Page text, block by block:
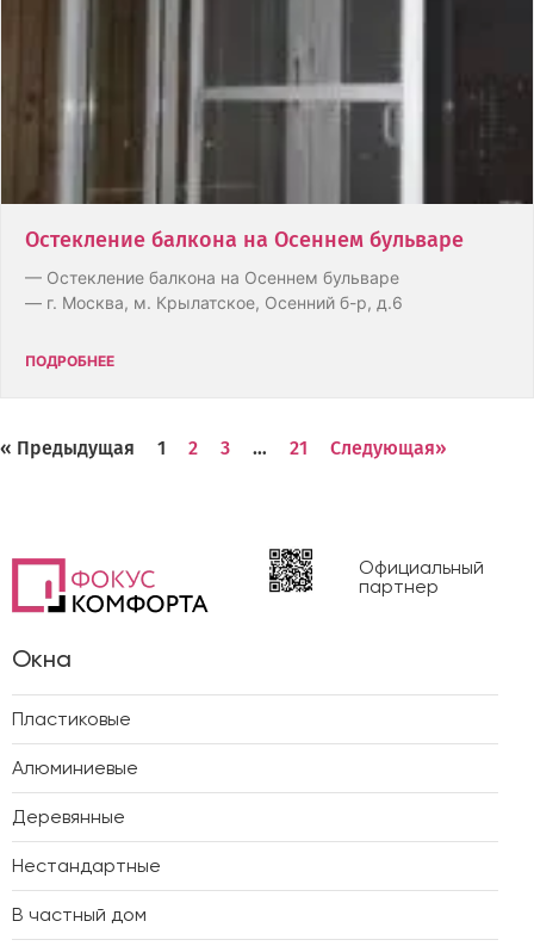
Остекление балкона на Осеннем бульваре
— Остекление балкона на Осеннем бульваре
— г. Москва, м. Крылатское, Осенний б-р, д.6
ПОДРОБНЕЕ
« Предыдущая 1 2 3 … 21 Следующая»
Официальный
партнер
Окна
Пластиковые
Алюминиевые
Деревянные
Нестандартные
В частный дом